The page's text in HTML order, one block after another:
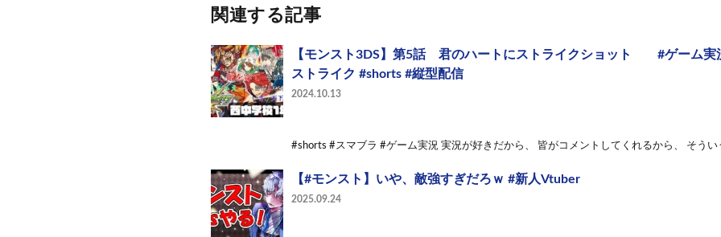
関連する記事
【モンスト3DS】第5話 君のハートにストライクショット #ゲーム実
ストライク #shorts #縦型配信
2024.10.13
#shorts #スマブラ #ゲーム実況 実況が好きだから、 皆がコメントしてくれるから、 そう
【#モンスト】いや、敵強すぎだろｗ #新人Vtuber
2025.09.24